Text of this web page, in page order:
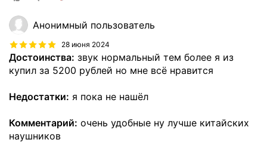
Анонимный пользователь
28 июня 2024
Достоинства: звук нормальный тем более я из
купил за 5200 рублей но мне всё нравится
Недостатки: я пока не нашёл
Комментарий: очень удобные ну лучше китайских
наушников